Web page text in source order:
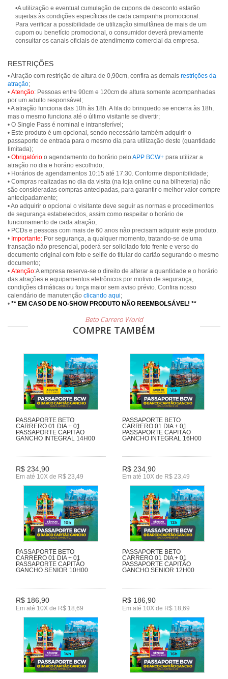
•A utilização e eventual cumulação de cupons de desconto estarão
sujeitas às condições específicas de cada campanha promocional.
Para verificar a possibilidade de utilização simultânea de mais de um
cupom ou benefício promocional, o consumidor deverá previamente
consultar os canais oficiais de atendimento comercial da empresa.
RESTRIÇÕES
• Atração com restrição de altura de 0,90cm, confira as demais restrições da
atração;
• Atenção: Pessoas entre 90cm e 120cm de altura somente acompanhadas
por um adulto responsável;
• A atração funciona das 10h às 18h. A fila do brinquedo se encerra às 18h,
mas o mesmo funciona até o último visitante se divertir;
• O Single Pass é nominal e intransferível;
• Este produto é um opcional, sendo necessário também adquirir o
passaporte de entrada para o mesmo dia para utilização deste (quantidade
limitada);
• Obrigatório o agendamento do horário pelo APP BCW+ para utilizar a
atração no dia e horário escolhido;
• Horários de agendamentos 10:15 até 17:30. Conforme disponibilidade;
• Compras realizadas no dia da visita (na loja online ou na bilheteria) não
são consideradas compras antecipadas, para garantir o melhor valor compre
antecipadamente;
• Ao adquirir o opcional o visitante deve seguir as normas e procedimentos
de segurança estabelecidos, assim como respeitar o horário de
funcionamento de cada atração;
• PCDs e pessoas com mais de 60 anos não precisam adquirir este produto.
• Importante: Por segurança, a qualquer momento, tratando-se de uma
transação não presencial, poderá ser solicitado foto frente e verso do
documento original com foto e selfie do titular do cartão segurando o mesmo
documento;
• Atenção:A empresa reserva-se o direito de alterar a quantidade e o horário
das atrações e equipamentos eletrônicos por motivo de segurança,
condições climáticas ou força maior sem aviso prévio. Confira nosso
calendário de manutenção clicando aqui;
• ** EM CASO DE NO-SHOW PRODUTO NÃO REEMBOLSÁVEL! **
Beto Carrero World
COMPRE TAMBÉM
PASSAPORTE BETO
CARRERO 01 DIA + 01
PASSAPORTE CAPITÃO
GANCHO INTEGRAL 14H00
R$ 234,90
Em até 10X de R$ 23,49
PASSAPORTE BETO
CARRERO 01 DIA + 01
PASSAPORTE CAPITÃO
GANCHO INTEGRAL 16H00
R$ 234,90
Em até 10X de R$ 23,49
PASSAPORTE BETO
CARRERO 01 DIA + 01
PASSAPORTE CAPITÃO
GANCHO SENIOR 10H00
R$ 186,90
Em até 10X de R$ 18,69
PASSAPORTE BETO
CARRERO 01 DIA + 01
PASSAPORTE CAPITÃO
GANCHO SENIOR 12H00
R$ 186,90
Em até 10X de R$ 18,69